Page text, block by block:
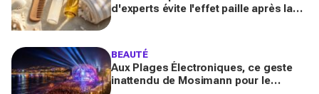
d'experts évite l'effet paille après la
BEAUTÉ
Aux Plages Électroniques, ce geste
inattendu de Mosimann pour le